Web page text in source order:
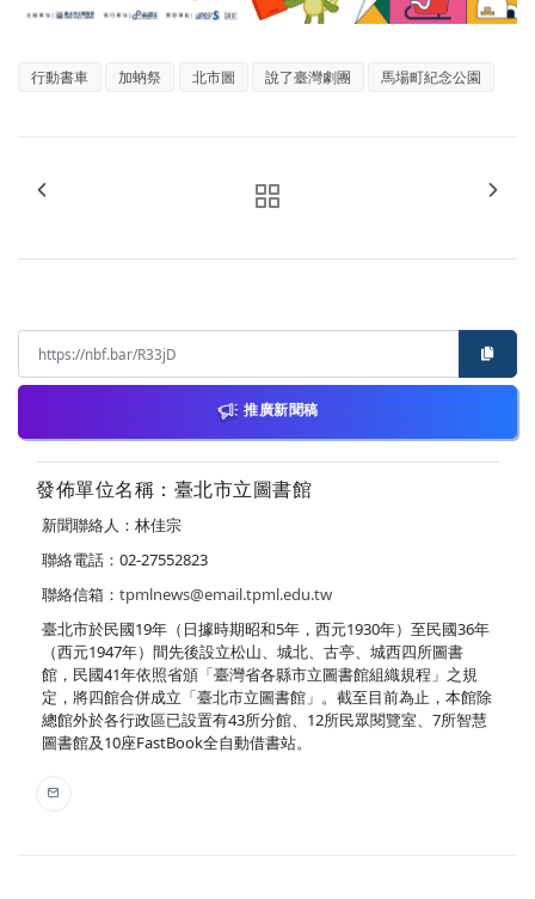
行動書車 加蚋祭 北市圖 說了臺灣劇團 馬場町紀念公園
推廣新聞稿
發佈單位名稱：臺北市立圖書館
新聞聯絡人：林佳宗
聯絡電話：02-27552823
聯絡信箱： tpmlnews@email.tpml.edu.tw
臺北市於民國19年（日據時期昭和5年，西元1930年）至民國36年
（西元1947年）間先後設立松山、城北、古亭、城西四所圖書
館，民國41年依照省頒「臺灣省各縣市立圖書館組織規程」之規
定，將四館合併成立「臺北市立圖書館」。截至目前為止，本館除
總館外於各行政區已設置有43所分館、12所民眾閱覽室、7所智慧
圖書館及10座FastBook全自動借書站。